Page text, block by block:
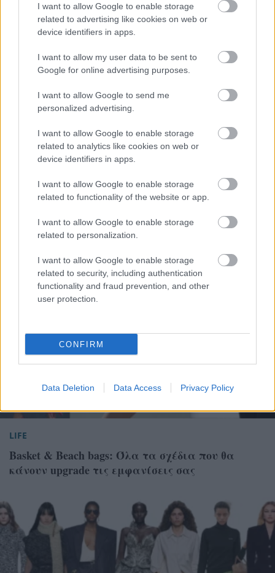
I want to allow Google to enable storage
related to advertising like cookies on web or
device identifiers in apps.
I want to allow my user data to be sent to
Google for online advertising purposes.
I want to allow Google to send me
personalized advertising.
I want to allow Google to enable storage
related to analytics like cookies on web or
device identifiers in apps.
I want to allow Google to enable storage
related to functionality of the website or app.
I want to allow Google to enable storage
related to personalization.
I want to allow Google to enable storage
related to security, including authentication
functionality and fraud prevention, and other
user protection.
CONFIRM
Data Deletion Data Access Privacy Policy
Πώς φόρεσαν οι fashionistas τις κάλτσες τους
στην Εβδομάδα Μόδας του Παρισιού; ΦΩΤΟ
μόδας
LIFE
Basket & Beach bags: Όλα τα σχέδια που θα
κάνουν upgrade τις εμφανίσεις σας